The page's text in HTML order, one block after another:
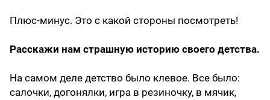
Плюс-минус. Это с какой стороны посмотреть!
Расскажи нам страшную историю своего детства.
На самом деле детство было клевое. Все было:
салочки, догонялки, игра в резиночку, в мячик,